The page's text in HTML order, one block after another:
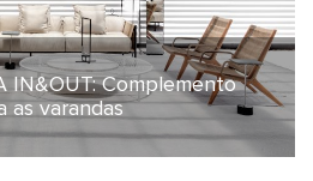
outubro de 2025
IN&OUT: Complemento
as varandas